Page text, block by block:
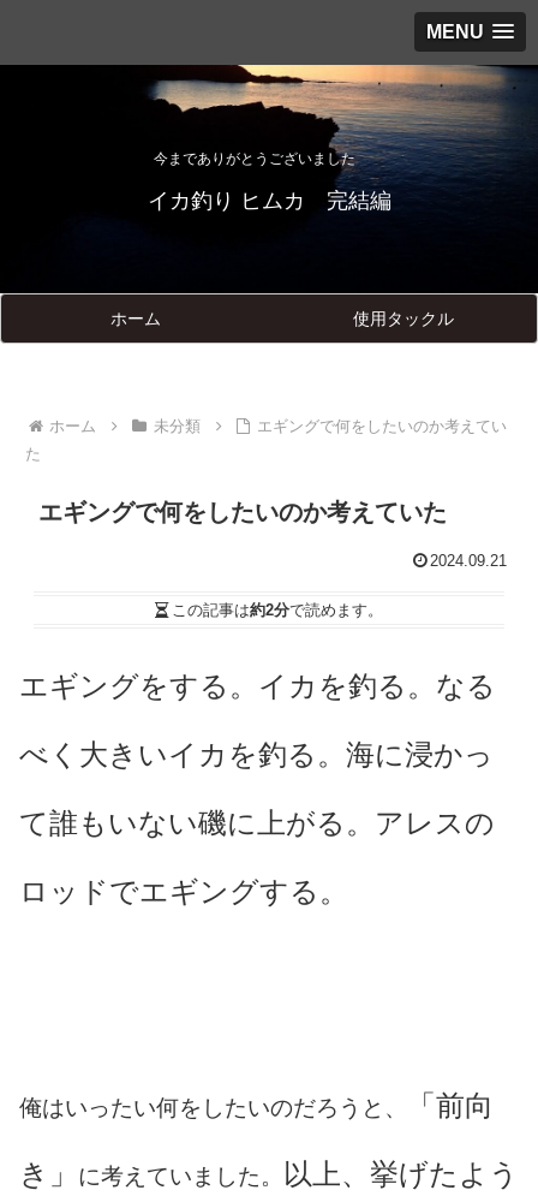
MENU
今までありがとうございました
イカ釣り ヒムカ 完結編
ホーム 使用タックル
ホーム 未分類
エギングで何をしたいのか考えてい
た
エギングで何をしたいのか考えていた
2024.09.21
この記事は約2分で読めます。
エギングをする。イカを釣る。なる
べく大きいイカを釣る。海に浸かっ
て誰もいない磯に上がる。アレスの
ロッドでエギングする。
俺はいったい何をしたいのだろうと、 「前向
き」 に考えていました。 以上、挙げたよう